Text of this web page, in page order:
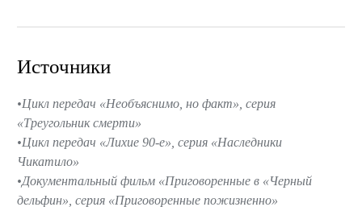
Источники
Цикл передач «Необъяснимо, но факт», серия
«Треугольник смерти»
Цикл передач «Лихие 90-е», серия «Наследники
Чикатило»
Документальный фильм «Приговоренные в «Черный
дельфин», серия «Приговоренные пожизненно»